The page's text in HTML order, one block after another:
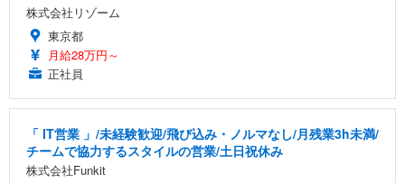
株式会社リゾーム
東京都
月給28万円～
正社員
「 IT営業 」/未経験歓迎/飛び込み・ノルマなし/月残業3h未満/
チームで協力するスタイルの営業/土日祝休み
株式会社Funkit